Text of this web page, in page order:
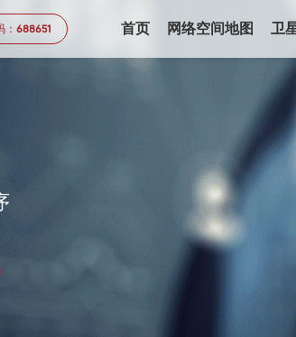
： 688651 首页 网络空间地图 卫